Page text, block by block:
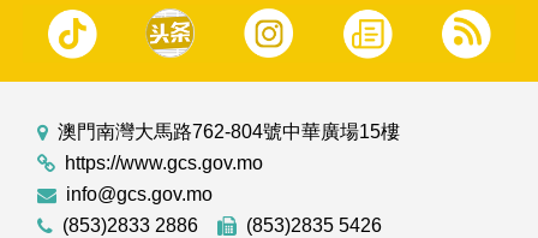
澳門南灣大馬路762-804號中華廣場15樓
https://www.gcs.gov.mo
info@gcs.gov.mo
(853)2833 2886
(853)2835 5426